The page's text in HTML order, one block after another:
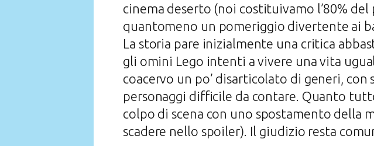
cinema deserto (noi costituivamo l’80%
quantomeno un pomeriggio divertente ai
La storia pare inizialmente una critica
gli omini Lego intenti a vivere una vita
coacervo un po’ disarticolato di generi,
personaggi difficile da contare. Quanto
colpo di scena con uno spostamento della
scadere nello spoiler). Il giudizio resta